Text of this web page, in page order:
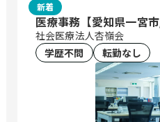
新着
医療事務【愛知県一宮
社会医療法人杏嶺会
学歴不問
転勤なし